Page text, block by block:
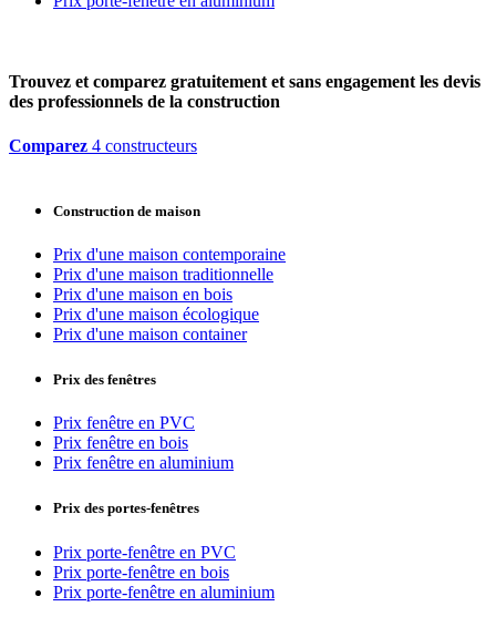
Trouvez et comparez gratuitement et sans engagement les devis
des professionnels de la construction
Comparez 4 constructeurs
Construction de maison
Prix d'une maison contemporaine
Prix d'une maison traditionnelle
Prix d'une maison en bois
Prix d'une maison écologique
Prix d'une maison container
Prix des fenêtres
Prix fenêtre en PVC
Prix fenêtre en bois
Prix fenêtre en aluminium
Prix des portes-fenêtres
Prix porte-fenêtre en PVC
Prix porte-fenêtre en bois
Prix porte-fenêtre en aluminium